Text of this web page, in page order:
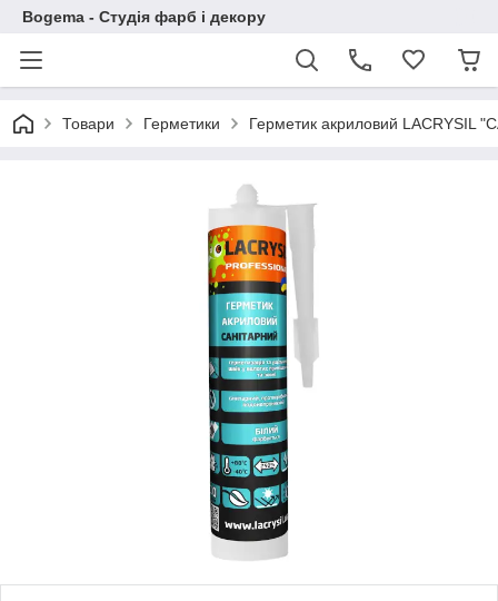
Bogema - Студія фарб і декору
Товари Герметики Герметик акриловий LACRYSIL